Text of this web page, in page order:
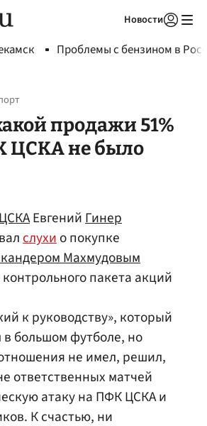
Новости
Проблемы с бензином в
продажи 51%
ЦСКА не было
ЕвгенийГинер
слухио покупке
Махмудовым
пакета акций
к руководству», который
в большом футболе, но
не имел, решил,
ответственных матчей
атаку на ПФК ЦСКА и
К счастью, ни